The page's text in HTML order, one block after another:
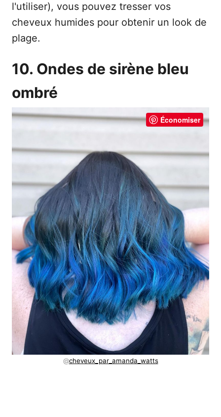
l'utiliser), vous pouvez tresser vos
cheveux humides pour obtenir un look de
plage.
10. Ondes de sirène bleu
ombré
Économiser
@cheveux_par_amanda_watts